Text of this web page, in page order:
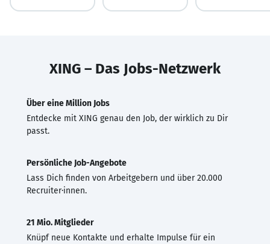
XING – Das Jobs-Netzwerk
Über eine Million Jobs
Entdecke mit XING genau den Job, der wirklich zu Dir
passt.
Persönliche Job-Angebote
Lass Dich finden von Arbeitgebern und über 20.000
Recruiter·innen.
21 Mio. Mitglieder
Knüpf neue Kontakte und erhalte Impulse für ein